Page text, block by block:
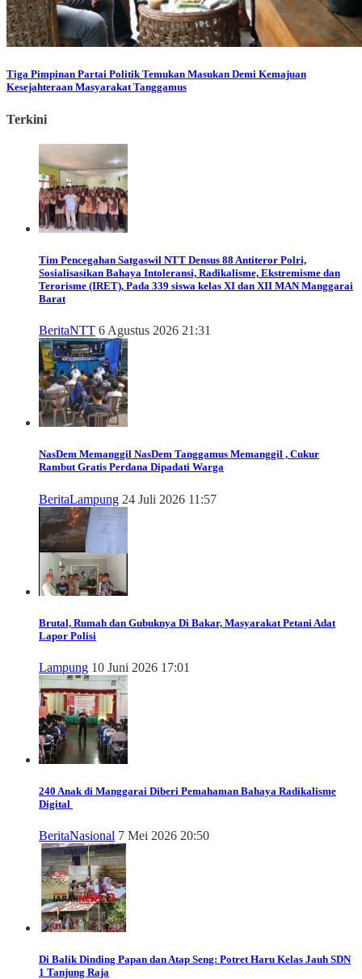
Tiga Pimpinan Partai Politik Temukan Masukan Demi Kemajuan
Kesejahteraan Masyarakat Tanggamus
Terkini
Tim Pencegahan Satgaswil NTT Densus 88 Antiteror Polri,
Sosialisasikan Bahaya Intoleransi, Radikalisme, Ekstremisme dan
Terorisme (IRET), Pada 339 siswa kelas XI dan XII MAN Manggarai
Barat
BeritaNTT 6 Agustus 2026 21:31
NasDem Memanggil NasDem Tanggamus Memanggil , Cukur
Rambut Gratis Perdana Dipadati Warga
BeritaLampung 24 Juli 2026 11:57
Brutal, Rumah dan Gubuknya Di Bakar, Masyarakat Petani Adat
Lapor Polisi
Lampung 10 Juni 2026 17:01
240 Anak di Manggarai Diberi Pemahaman Bahaya Radikalisme
Digital
BeritaNasional 7 Mei 2026 20:50
Di Balik Dinding Papan dan Atap Seng: Potret Haru Kelas Jauh SDN
1 Tanjung Raja